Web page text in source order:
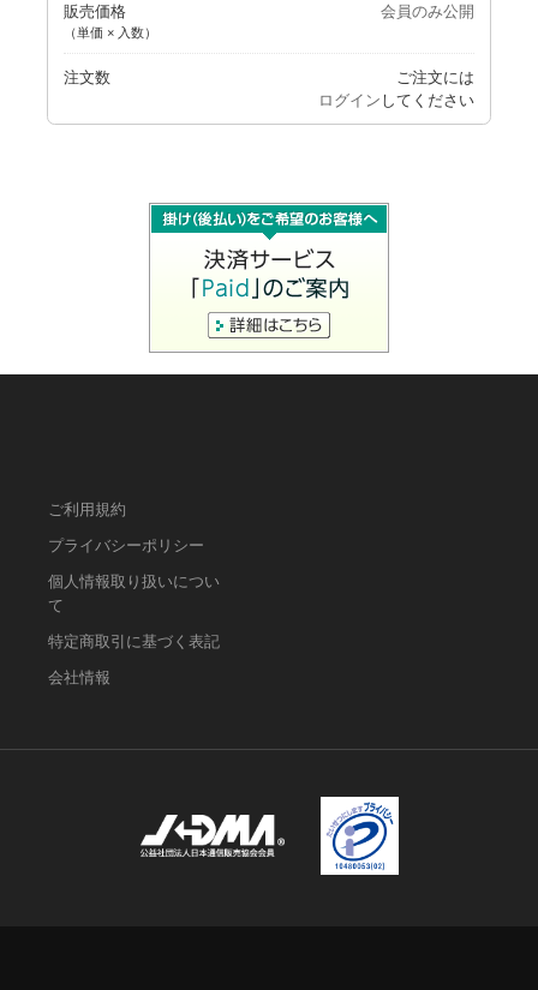
販売価格
（単価 × 入数）
会員のみ公開
注文数
ご注文には
ログイン してください
ご利用規約
プライバシーポリシー
個人情報取り扱いについ
て
特定商取引に基づく表記
会社情報